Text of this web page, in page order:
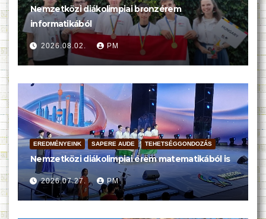
Nemzetközi diákolimpiai bronzérem
informatikából
2026.08.02. PM
EREDMÉNYEINK SAPERE AUDE TEHETSÉGGONDOZÁS
Nemzetközi diákolimpiai érem matematikából is
2026.07.27. PM